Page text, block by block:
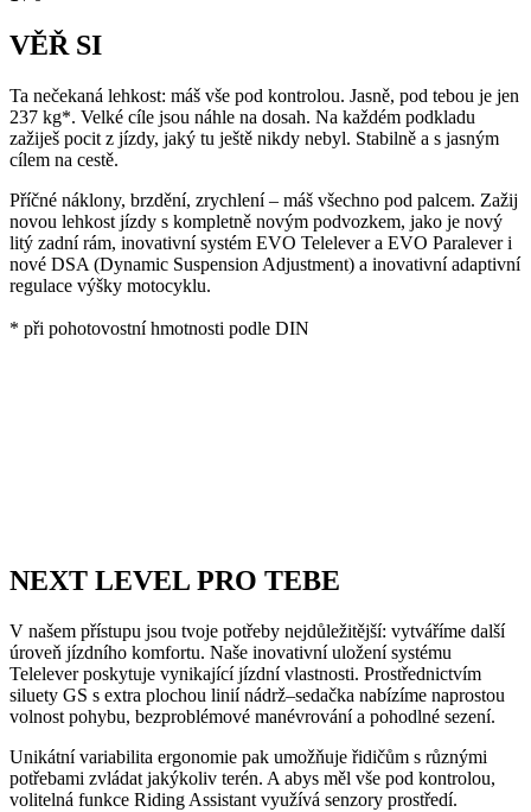
VĚŘ SI
Ta nečekaná lehkost: máš vše pod kontrolou. Jasně, pod tebou je jen
237 kg*. Velké cíle jsou náhle na dosah. Na každém podkladu
zažiješ pocit z jízdy, jaký tu ještě nikdy nebyl. Stabilně a s jasným
cílem na cestě.
Příčné náklony, brzdění, zrychlení – máš všechno pod palcem. Zažij
novou lehkost jízdy s kompletně novým podvozkem, jako je nový
litý zadní rám, inovativní systém EVO Telelever a EVO Paralever i
nové DSA (Dynamic Suspension Adjustment) a inovativní adaptivní
regulace výšky motocyklu.
* při pohotovostní hmotnosti podle DIN
NEXT LEVEL PRO TEBE
V našem přístupu jsou tvoje potřeby nejdůležitější: vytváříme další
úroveň jízdního komfortu. Naše inovativní uložení systému
Telelever poskytuje vynikající jízdní vlastnosti. Prostřednictvím
siluety GS s extra plochou linií nádrž–sedačka nabízíme naprostou
volnost pohybu, bezproblémové manévrování a pohodlné sezení.
Unikátní variabilita ergonomie pak umožňuje řidičům s různými
potřebami zvládat jakýkoliv terén. A abys měl vše pod kontrolou,
volitelná funkce Riding Assistant využívá senzory prostředí.